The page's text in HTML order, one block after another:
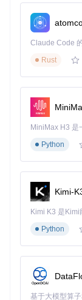
这种架构设计
obiledevice
过D语言实现
能够在各种操
图：
度条，直观呈
落地实践：
目标：在
障碍：缺少Mac
解决方案：
准备工作
git clone
cd Sideloader
Rust
Python
Kimi-
Python
基于大模型算